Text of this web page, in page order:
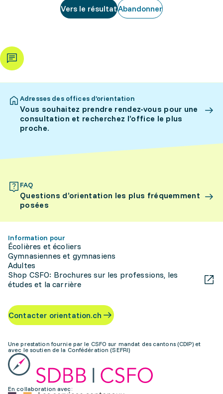
Vers le résultatAbandonner
Adresses des offices d’orientation
Vous souhaitez prendre rendez-vous pour une
consultation et recherchez l’office le plus
proche.
FAQ
Questions d’orientation les plus fréquemment
posées
Information pour
Écolières et écoliers
Gymnasiennes et gymnasiens
Adultes
Shop CSFO: Brochures sur les professions, les
études et la carrière
Contacter orientation.ch
Une prestation fournie par le CSFO sur mandat des cantons (CDIP) et
avec le soutien de la Confédération (SEFRI)
En collaboration avec: